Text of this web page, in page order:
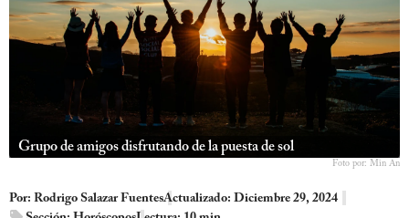
Grupo de amigos disfrutando de la puesta de sol
Foto por: Min An
Por: Rodrigo Salazar FuentesActualizado: Diciembre 29, 2024